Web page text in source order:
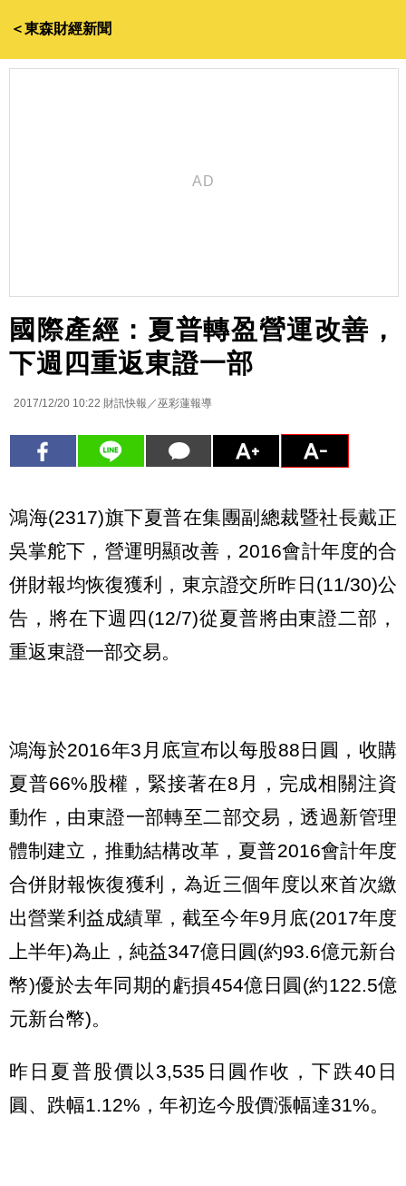
＜東森財經新聞
國際產經：夏普轉盈營運改善，
下週四重返東證一部
2017/12/20 10:22 財訊快報／巫彩蓮報導
鴻海(2317)旗下夏普在集團副總裁暨社長戴正
吳掌舵下，營運明顯改善，2016會計年度的合
併財報均恢復獲利，東京證交所昨日(11/30)公
告，將在下週四(12/7)從夏普將由東證二部，
重返東證一部交易。
鴻海於2016年3月底宣布以每股88日圓，收購
夏普66%股權，緊接著在8月，完成相關注資
動作，由東證一部轉至二部交易，透過新管理
體制建立，推動結構改革，夏普2016會計年度
合併財報恢復獲利，為近三個年度以來首次繳
出營業利益成績單，截至今年9月底(2017年度
上半年)為止，純益347億日圓(約93.6億元新台
幣)優於去年同期的虧損454億日圓(約122.5億
元新台幣)。
昨日夏普股價以3,535日圓作收，下跌40日
圓、跌幅1.12%，年初迄今股價漲幅達31%。